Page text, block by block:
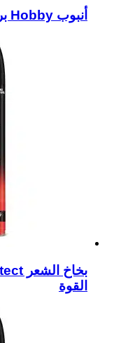
أنبوب Hobby بريانتين
القوة